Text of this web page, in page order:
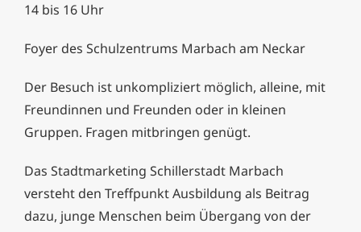
14 bis 16 Uhr
Foyer des Schulzentrums Marbach am Neckar
Der Besuch ist unkompliziert möglich, alleine, mit
Freundinnen und Freunden oder in kleinen
Gruppen. Fragen mitbringen genügt.
Das Stadtmarketing Schillerstadt Marbach
versteht den Treffpunkt Ausbildung als Beitrag
dazu, junge Menschen beim Übergang von der